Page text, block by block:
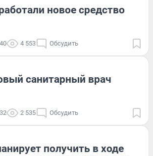
новое средство
4 553 Обсудить
санитарный врач
2 535 Обсудить
получить в ходе